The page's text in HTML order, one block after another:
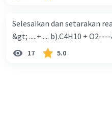
Selesaikan dan setarakan
&gt; .....+..... b).C4H10 + O2----
17 5.0